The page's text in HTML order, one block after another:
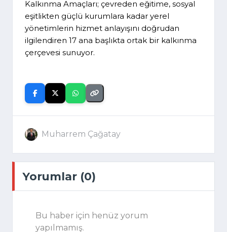
Kalkınma Amaçları; çevreden eğitime, sosyal
eşitlikten güçlü kurumlara kadar yerel
yönetimlerin hizmet anlayışını doğrudan
ilgilendiren 17 ana başlıkta ortak bir kalkınma
çerçevesi sunuyor.
Muharrem Çağatay
Yorumlar (0)
Bu haber için henüz yorum
yapılmamış.